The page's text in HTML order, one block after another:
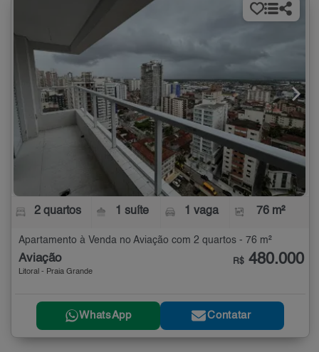
2 quartos 1 suíte 1 vaga 76 m²
Apartamento à Venda no Aviação com 2 quartos - 76 m²
Aviação
Litoral - Praia Grande
R$ 480.000
WhatsApp Contatar